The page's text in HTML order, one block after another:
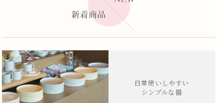
日常使いしやすい
シンプルな器